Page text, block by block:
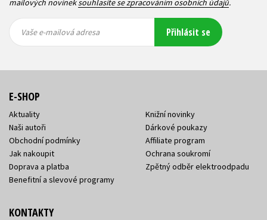
mailových novineksouhlasíte se zpracováním osobních údajů.
mailová
mailová
Vaše e-mailová adresa Přihlásit se
E-SHOP
Aktuality
Naši autoři
Obchodní podmínky
Jak nakoupit
Doprava a platba
Benefitní a slevové programy
Knižní novinky
Dárkové poukazy
Affiliate program
Ochrana soukromí
Zpětný odběr elektroodpadu
KONTAKTY